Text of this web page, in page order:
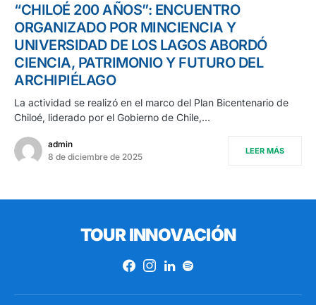
“CHILOÉ 200 AÑOS”: ENCUENTRO
ORGANIZADO POR MINCIENCIA Y
UNIVERSIDAD DE LOS LAGOS ABORDÓ
CIENCIA, PATRIMONIO Y FUTURO DEL
ARCHIPIÉLAGO
La actividad se realizó en el marco del Plan Bicentenario de
Chiloé, liderado por el Gobierno de Chile,…
admin
8 de diciembre de 2025
LEER MÁS
TOUR INNOVACIÓN